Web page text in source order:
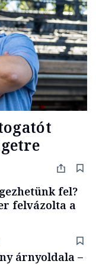
fel?
felvázolta a
árnyoldala –